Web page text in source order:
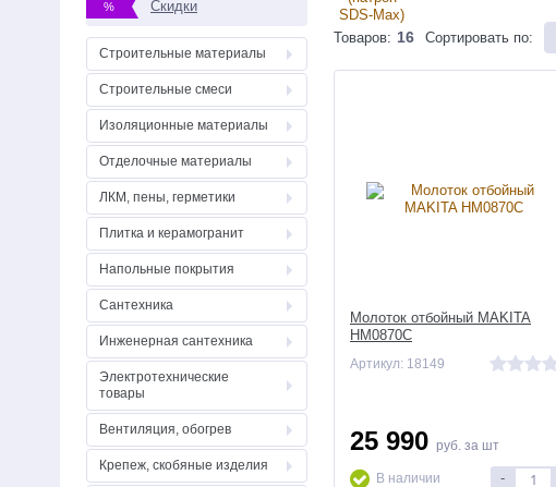
% Скидки
Строительные материалы
Строительные смеси
Изоляционные материалы
Отделочные материалы
ЛКМ, пены, герметики
Плитка и керамогранит
Напольные покрытия
Сантехника
Инженерная сантехника
Электротехнические
товары
Вентиляция, обогрев
Крепеж, скобяные изделия
Товаров: 16 Сортировать по:
Молоток отбойный MAKITA
HM0870C
Артикул: 18149
25 990 руб. за шт
В наличии -